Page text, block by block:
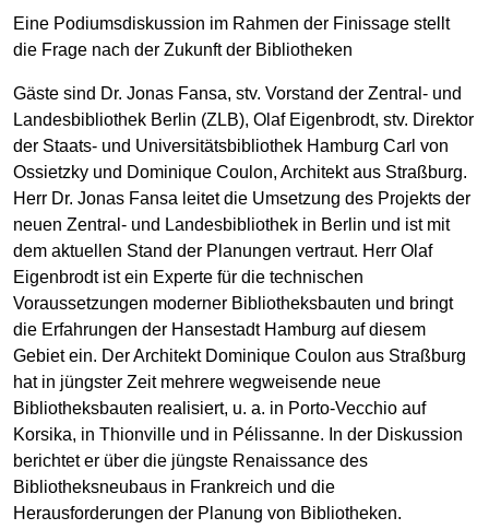
Eine Podiumsdiskussion im Rahmen der Finissage stellt
die Frage nach der Zukunft der Bibliotheken
Gäste sind Dr. Jonas Fansa, stv. Vorstand der Zentral- und
Landesbibliothek Berlin (ZLB), Olaf Eigenbrodt, stv. Direktor
der Staats- und Universitätsbibliothek Hamburg Carl von
Ossietzky und Dominique Coulon, Architekt aus Straßburg.
Herr Dr. Jonas Fansa leitet die Umsetzung des Projekts der
neuen Zentral- und Landesbibliothek in Berlin und ist mit
dem aktuellen Stand der Planungen vertraut. Herr Olaf
Eigenbrodt ist ein Experte für die technischen
Voraussetzungen moderner Bibliotheksbauten und bringt
die Erfahrungen der Hansestadt Hamburg auf diesem
Gebiet ein. Der Architekt Dominique Coulon aus Straßburg
hat in jüngster Zeit mehrere wegweisende neue
Bibliotheksbauten realisiert, u. a. in Porto-Vecchio auf
Korsika, in Thionville und in Pélissanne. In der Diskussion
berichtet er über die jüngste Renaissance des
Bibliotheksneubaus in Frankreich und die
Herausforderungen der Planung von Bibliotheken.